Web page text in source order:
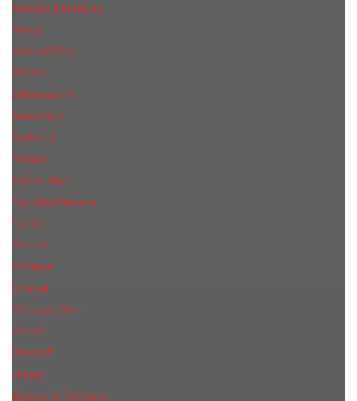
Antonio Banderas
Armaf
Armand Basi
Azzaro
Baldessarini
Bond № 9
Burberry
Bvlgari
Calvin Klein
Carolina Herrera
Cartier
Cerruti
Сliniquе
Chanel
Christian Dior
Creed
Davidoff
Diesel
Дольче & Габбана